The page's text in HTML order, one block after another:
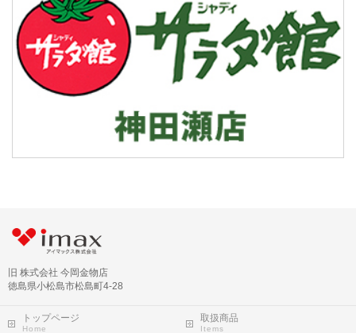
旧 株式会社 今岡金物店
徳島県小松島市松島町4-28
トップページ 取扱商品